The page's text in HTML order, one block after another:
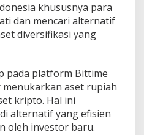
khususnya para
dan mencari alternatif
diversifikasi yang
pada platform Bittime
aset rupiah
kripto. Hal ini
alternatif yang efisien
oleh investor baru.